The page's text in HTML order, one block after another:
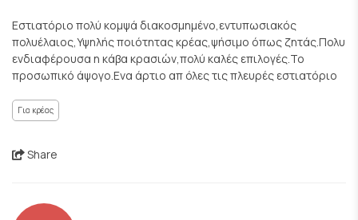
Εστιατόριο πολύ κομψά διακοσμημένο,εντυπωσιακός
πολυέλαιος,Υψηλής ποιότητας κρέας,ψήσιμο όπως ζητάς.Πολυ
ενδιαφέρουσα η κάβα κρασιών,πολύ καλές επιλογές.Το
προσωπικό άψογο.Ενα άρτιο απ όλες τις πλευρές εστιατόριο
Για κρέας
Share